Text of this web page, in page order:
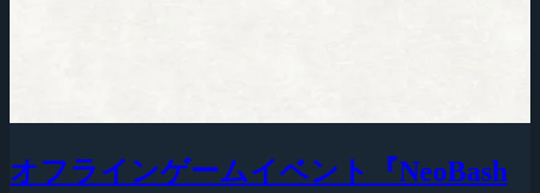
オフラインゲームイベント『NeoBash